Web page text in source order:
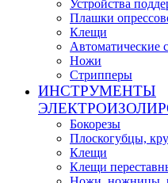
Устройства
Плашки
Клещи
Автоматические
Ножи
Стрипперы
ИНСТРУМЕНТЫ
Бокорезы
Плоскогубцы,
Клещи
Клещи